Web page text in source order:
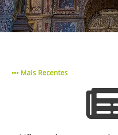
Mais Recentes